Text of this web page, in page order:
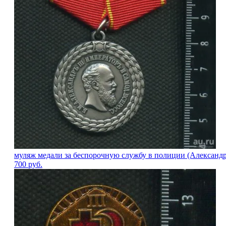
муляж медали за беспорочную службу в полиции
700 руб.